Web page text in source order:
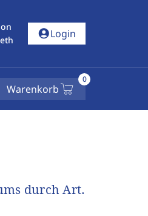
account_circleLogin
Warenkorb
0
durch Art.